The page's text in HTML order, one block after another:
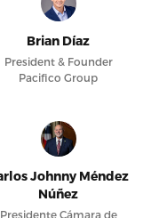
Brian Díaz
President & Founder
Pacifico Group
Johnny Méndez
Núñez
Presidente Cámara de